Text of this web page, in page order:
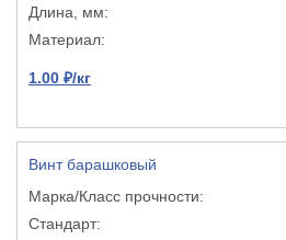
1.00 ₽/кг
Винт барашковый